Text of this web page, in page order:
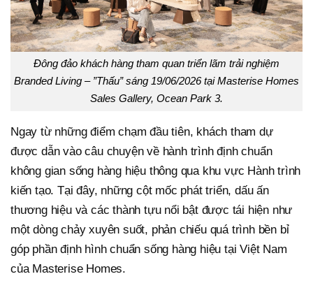
Đông đảo khách hàng tham quan triển lãm trải nghiệm
Branded Living – ”Thấu” sáng 19/06/2026 tại Masterise Homes
Sales Gallery, Ocean Park 3.
Ngay từ những điểm chạm đầu tiên, khách tham dự
được dẫn vào câu chuyện về hành trình định chuẩn
không gian sống hàng hiệu thông qua khu vực Hành trình
kiến tạo. Tại đây, những cột mốc phát triển, dấu ấn
thương hiệu và các thành tựu nổi bật được tái hiện như
một dòng chảy xuyên suốt, phản chiếu quá trình bền bỉ
góp phần định hình chuẩn sống hàng hiệu tại Việt Nam
của Masterise Homes.